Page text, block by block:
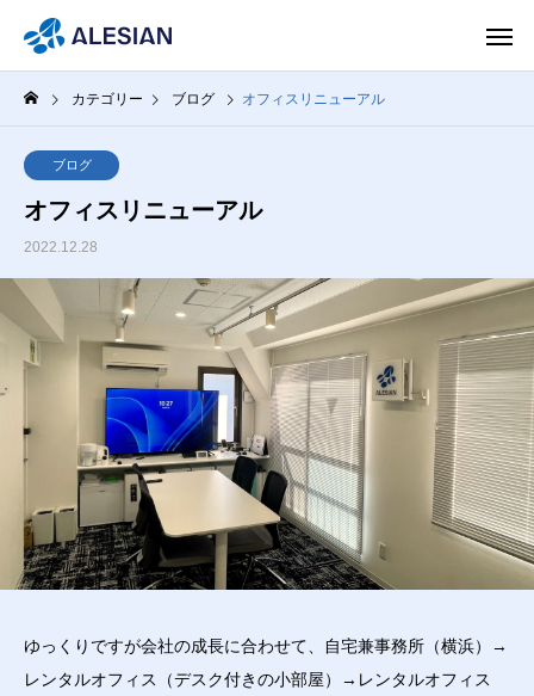
カテゴリー ブログ オフィスリニューアル
ブログ
オフィスリニューアル
2022.12.28
ゆっくりですが会社の成長に合わせて、自宅兼事務所（横浜）→
レンタルオフィス（デスク付きの小部屋）→レンタルオフィス